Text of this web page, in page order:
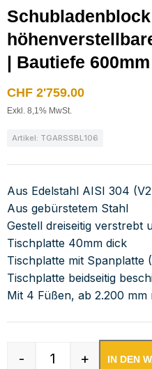
| Bautiefe
CHF 2'759.00
Exkl. 8,1% MwSt.
Artikel: TGARSSBL106
Aus Edelstahl AISI 304
Aus gebürstetem Stahl
Gestell dreiseitig verstrebt
Tischplatte 40mm dick
Tischplatte mit Spanplatte
Tischplatte beidseitig
Mit 4 Füßen, ab 2.200 mm
- + IN DEN